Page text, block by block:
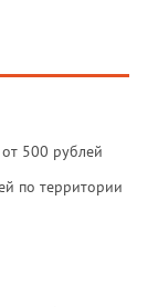
500 рублей
по территории